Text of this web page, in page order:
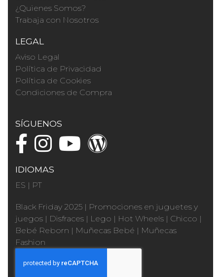
¿Quienes Somos?
Trabaja con Nosotros
LEGAL
Aviso Legal
Política de Privacidad
Política de Cookies
Condiciones de Compra
SÍGUENOS
IDIOMAS
ES | PT
Black Friday 2025 | Promociones en juguetes y
juegos | Disfraces | Lego | Hot Wheels | Chicco |
Bebé Reborn | Muñecas Bebé | Muñecas
Fashion